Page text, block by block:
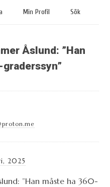
Min Profil Sök
Åslund: ”Han
2025